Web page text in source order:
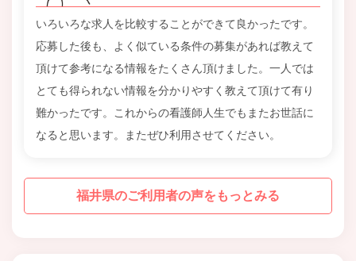
いろいろな求人を比較することができて良かったです。
応募した後も、よく似ている条件の募集があれば教えて
頂けて参考になる情報をたくさん頂けました。一人では
とても得られない情報を分かりやすく教えて頂けて有り
難かったです。これからの看護師人生でもまたお世話に
なると思います。またぜひ利用させてください。
福井県のご利用者の声をもっとみる